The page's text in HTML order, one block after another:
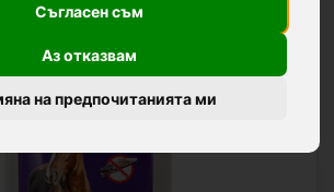
Съгласен съм
Аз отказвам
на предпочитанията ми